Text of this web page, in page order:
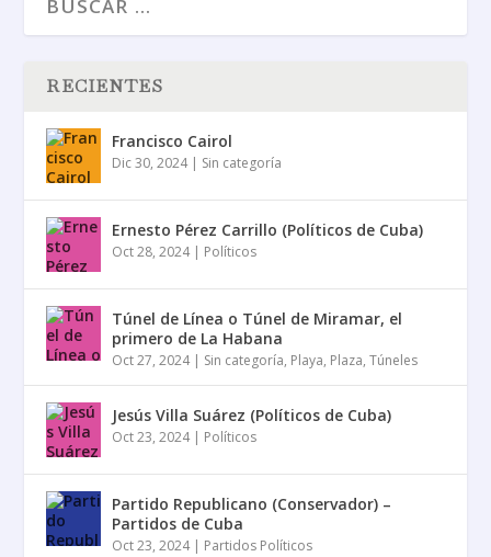
RECIENTES
Francisco Cairol
Dic 30, 2024| Sin categoría
Ernesto Pérez Carrillo (Políticos de Cuba)
Oct 28, 2024| Políticos
Túnel de Línea o Túnel de Miramar, el
primero de La Habana
Oct 27, 2024| Sin categoría, Playa, Plaza,Túneles
Jesús Villa Suárez (Políticos de Cuba)
Oct 23, 2024| Políticos
Partido Republicano (Conservador) –
Partidos de Cuba
Oct 23, 2024| Partidos Políticos